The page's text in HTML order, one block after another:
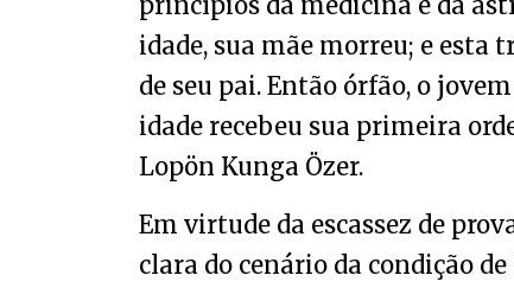
idade, sua mãe morreu; e esta
de seu pai. Então órfão, o
idade recebeu sua primeira
Lopön Kunga Özer.
Em virtude da escassez de
clara do cenário da condição